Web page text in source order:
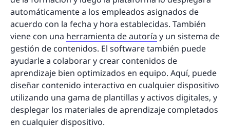
automáticamente a los empleados asignados de
acuerdo con la fecha y hora establecidas. También
viene con una herramienta de autoría y un sistema de
gestión de contenidos. El software también puede
ayudarle a colaborar y crear contenidos de
aprendizaje bien optimizados en equipo. Aquí, puede
diseñar contenido interactivo en cualquier dispositivo
utilizando una gama de plantillas y activos digitales, y
desplegar los materiales de aprendizaje completados
en cualquier dispositivo.